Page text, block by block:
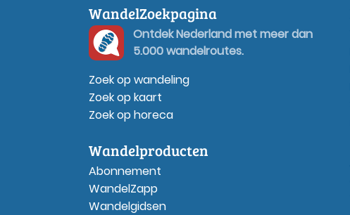
WandelZoekpagina
Ontdek Nederland met meer dan
5.000 wandelroutes.
Zoek op wandeling
Zoek op kaart
Zoek op horeca
Wandelproducten
Abonnement
WandelZapp
Wandelgidsen